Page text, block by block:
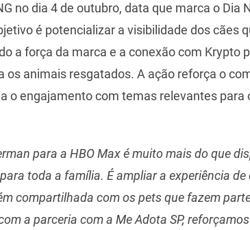
no dia 4 de outubro, data que marca o Dia
é potencializar a visibilidade dos cães
a força da marca e a conexão com Krypto
os animais resgatados. A ação reforça o
o engajamento com temas relevantes para
para a HBO Max é muito mais do que
toda a família. É ampliar a experiência de
compartilhada com os pets que fazem
a parceria com a Me Adota SP,